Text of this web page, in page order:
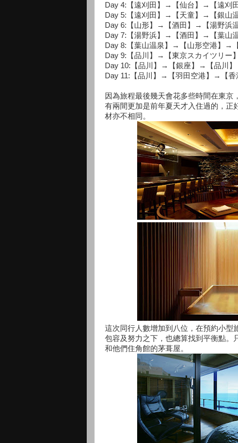
Day 4:【遠刈田】→【仙台】→【遠刈田
Day 5:【遠刈田】→【天童】→【銀山温
Day 6:【山形】→【酒田】→【湯野浜温
Day 7:【湯野浜】→【酒田】→【葉山温
Day 8:【葉山温泉】→【山形空港】→
Day 9:【品川】→【東京スカイツリ
Day 10:【品川】→【銀座】→【品川】
Day 11:【品川】→【羽田空港】→【香
因為旅程最後幾天會花多些時間在東京
有兩間更加是前年夏天才入住過的，正
材亦不相同。
這次同行人數增加到八位，在預約小型
包容及努力之下，也總算找到平衡點。
和他們住角館的茅葺屋。